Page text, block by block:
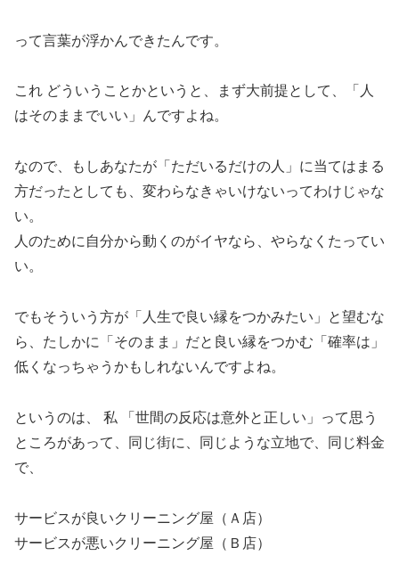
って言葉が浮かんできたんです。
これ どういうことかというと、まず大前提として、「人
はそのままでいい」んですよね。
なので、もしあなたが「ただいるだけの人」に当てはまる
方だったとしても、変わらなきゃいけないってわけじゃな
い。
人のために自分から動くのがイヤなら、やらなくたってい
い。
でもそういう方が「人生で良い縁をつかみたい」と望むな
ら、たしかに「そのまま」だと良い縁をつかむ「確率は」
低くなっちゃうかもしれないんですよね。
というのは、 私 「世間の反応は意外と正しい」って思う
ところがあって、同じ街に、同じような立地で、同じ料金
で、
サービスが良いクリーニング屋（Ａ店）
サービスが悪いクリーニング屋（Ｂ店）